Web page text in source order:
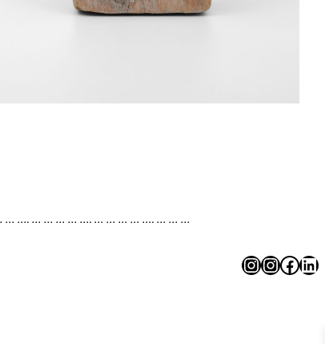
…. … … … … …. … … … … …. … … …
InstagramInstagramFacebook LinkedIn